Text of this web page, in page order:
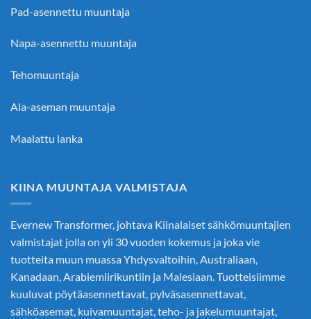
Pad-asennettu muuntaja
Napa-asennettu muuntaja
Tehomuuntaja
Ala-aseman muuntaja
Maalattu lanka
KIINA MUUNTAJA VALMISTAJA
Evernew Transformer, johtava Kiinalaiset sähkömuuntajien
valmistajat jolla on yli 30 vuoden kokemus ja joka vie
tuotteita muun muassa Yhdysvaltoihin, Australiaan,
Kanadaan, Arabiemiirikuntiin ja Malesiaan. Tuotteisiimme
kuuluvat pöytäasennettavat, pylväsasennettavat,
sähköasemat, kuivamuuntajat, teho- ja jakelumuuntajat,